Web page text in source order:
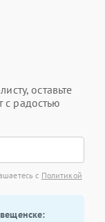
оставьте
радостью
с Политикой